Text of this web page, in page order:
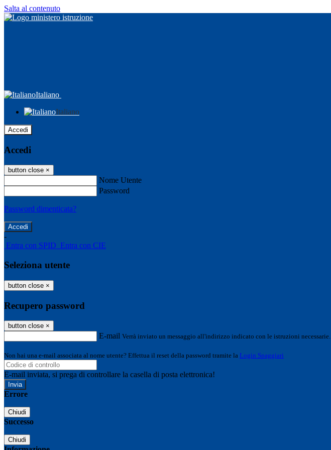
Salta al contenuto
Italiano
Italiano
Accedi
Accedi
button close ×
Nome Utente
Password
Password dimenticata?
-
Entra con SPID Entra con CIE
Seleziona utente
button close ×
Recupero password
button close ×
E-mail Verrà inviato un messaggio all'indirizzo indicato con le istruzioni necessarie.
Non hai una e-mail associata al nome utente? Effettua il reset della password tramite la Login Spaggiari
E-mail inviata, si prega di controllare la casella di posta elettronica!
Errore
Chiudi
Successo
Chiudi